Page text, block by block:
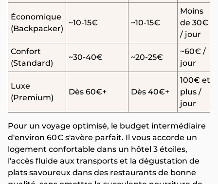
Économique
(Backpacker)
~10-15€ ~10-15€
Moins
de 30€
/ jour
Confort
(Standard)
~30-40€ ~20-25€
~60€ /
jour
Luxe
(Premium)
Dès 60€+ Dès 40€+
100€ et
plus /
jour
Pour un voyage optimisé, le budget intermédiaire
d'environ 60€ s'avère parfait. Il vous accorde un
logement confortable dans un hôtel 3 étoiles,
l'accès fluide aux transports et la dégustation de
plats savoureux dans des restaurants de bonne